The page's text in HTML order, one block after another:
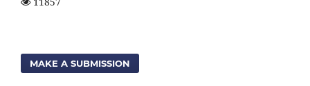
MAKE A SUBMISSION